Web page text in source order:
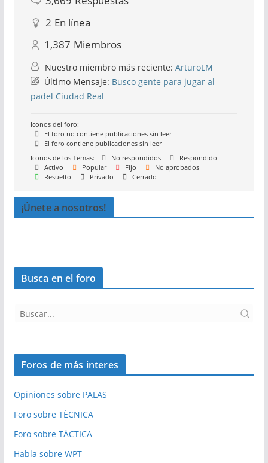
2 En línea
1,387 Miembros
Nuestro miembro más reciente: ArturoLM
Último Mensaje: Busco gente para jugar al
padel Ciudad Real
Iconos del foro:
El foro no contiene publicaciones sin leer
El foro contiene publicaciones sin leer
Iconos de los Temas:
No respondidos
Respondido
Activo
Popular Fijo
No aprobados
Resuelto
Privado Cerrado
¡Únete a nosotros!
Busca en el foro
Foros de más interes
Opiniones sobre PALAS
Foro sobre TÉCNICA
Foro sobre TÁCTICA
Habla sobre WPT